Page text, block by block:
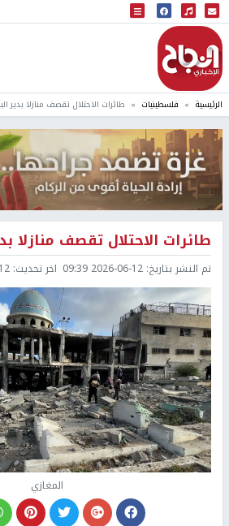
البث المباشر
إذاعة النجاح
الرئيسية فلسطينيات طائرات الاحتلال تقصف منازلا بدير
طائرات الاحتلال تقصف منازلا
تم النشر بتاريخ: 2026-06-12 09:39 اخر تحديث:
المغازي